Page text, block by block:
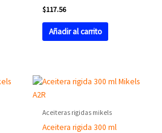
$117.56
Añadir al carrito
Aceiteras rigidas mikels
Aceitera rigida 300 ml